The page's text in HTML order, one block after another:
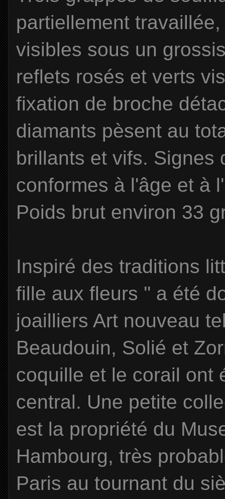
partiellement
visibles sous un
reflets rosés et verts
fixation de broche
diamants pèsent au
brillants et vifs. Signes
conformes à l'âge et à
Poids brut environ 33
Inspiré des traditions
fille aux fleurs '' a été
joailliers Art nouveau
Beaudouin, Solié et
coquille et le corail ont
central. Une petite
est la propriété du
Hambourg, très
Paris au tournant du